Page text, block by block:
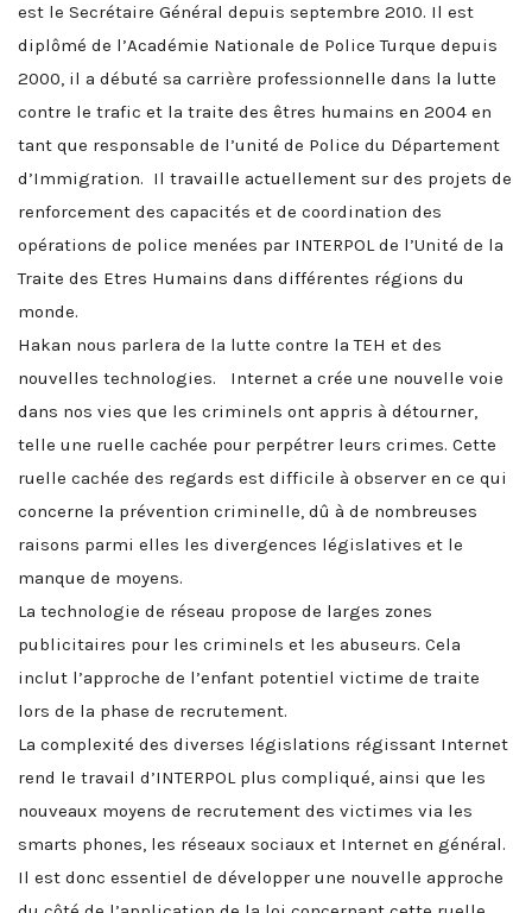
est le Secrétaire Général depuis septembre 2010. Il est
diplômé de l’Académie Nationale de Police Turque depuis
2000, il a débuté sa carrière professionnelle dans la lutte
contre le trafic et la traite des êtres humains en 2004 en
tant que responsable de l’unité de Police du Département
d’Immigration. Il travaille actuellement sur des projets de
renforcement des capacités et de coordination des
opérations de police menées par INTERPOL de l’Unité de la
Traite des Etres Humains dans différentes régions du
monde.
Hakan nous parlera de la lutte contre la TEH et des
nouvelles technologies. Internet a crée une nouvelle voie
dans nos vies que les criminels ont appris à détourner,
telle une ruelle cachée pour perpétrer leurs crimes. Cette
ruelle cachée des regards est difficile à observer en ce qui
concerne la prévention criminelle, dû à de nombreuses
raisons parmi elles les divergences législatives et le
manque de moyens.
La technologie de réseau propose de larges zones
publicitaires pour les criminels et les abuseurs. Cela
inclut l’approche de l’enfant potentiel victime de traite
lors de la phase de recrutement.
La complexité des diverses législations régissant Internet
rend le travail d’INTERPOL plus compliqué, ainsi que les
nouveaux moyens de recrutement des victimes via les
smarts phones, les réseaux sociaux et Internet en général.
Il est donc essentiel de développer une nouvelle approche